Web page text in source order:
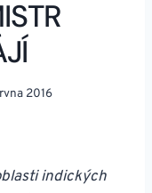
2016
indických